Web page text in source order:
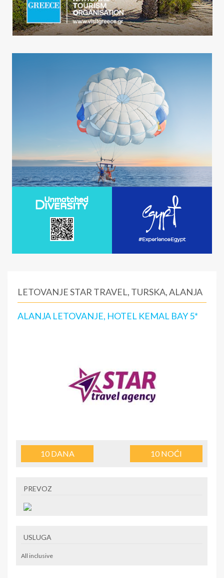
LETOVANJE STAR TRAVEL, TURSKA, ALANJA
ALANJA LETOVANJE, HOTEL KEMAL BAY 5*
10DANA 10NOĆI
PREVOZ
USLUGA
All inclusive